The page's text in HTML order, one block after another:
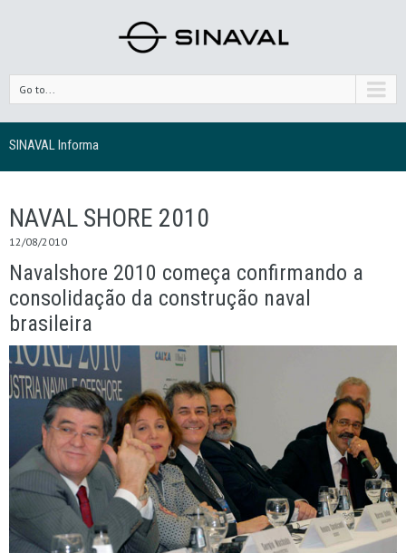
Go to...
SINAVAL Informa
NAVAL SHORE 2010
12/08/2010
Navalshore 2010 começa confirmando a
consolidação da construção naval
brasileira